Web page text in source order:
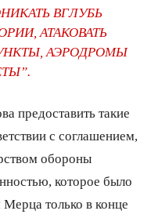
ВГЛУБЬ
АТАКОВАТЬ
АЭРОДРОМЫ
предоставить такие
с соглашением,
обороны
которое было
только в конце